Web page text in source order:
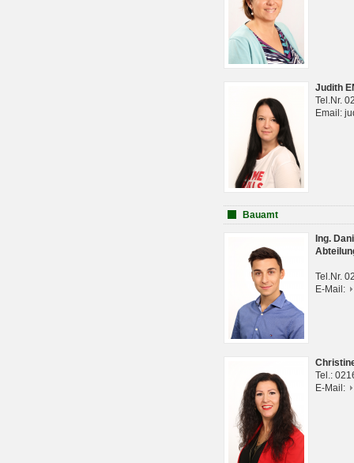
Judith
Tel.Nr.
Email:
Bauamt
Ing.
Tel.Nr.
E-Mail:
Tel.:
E-Mail: